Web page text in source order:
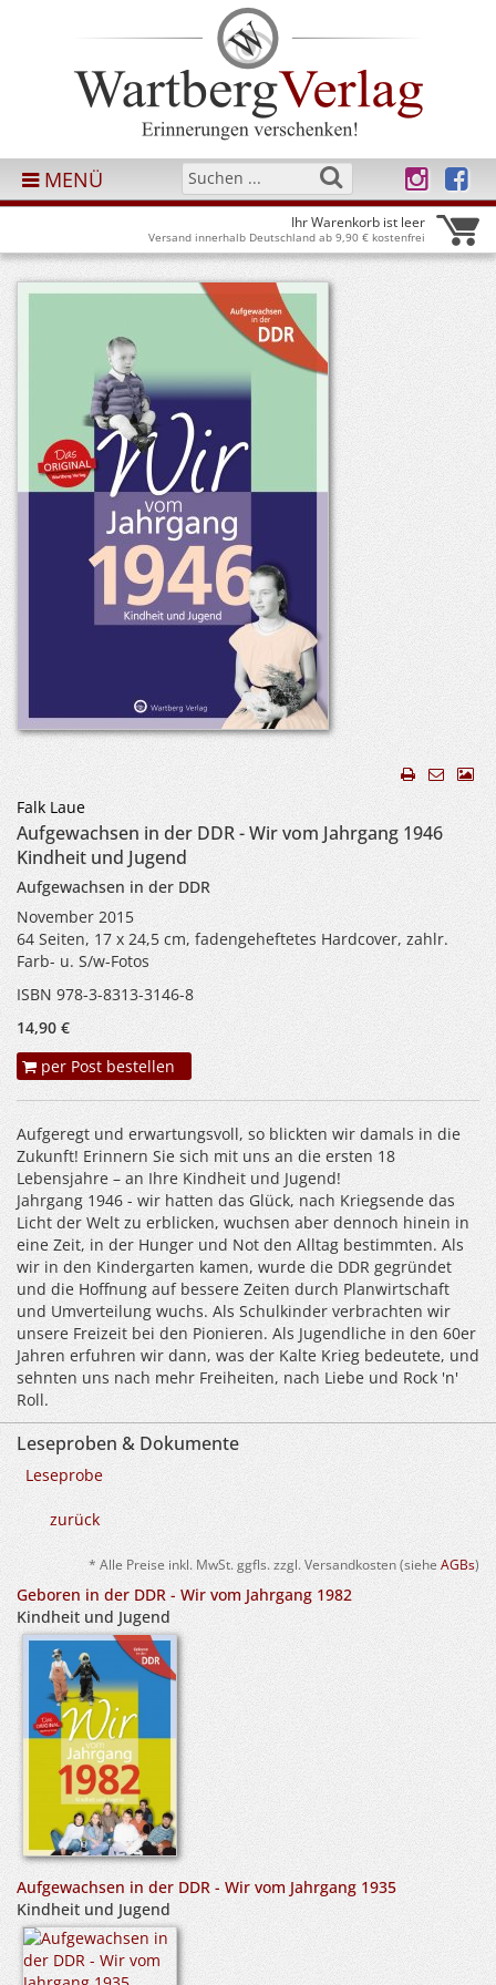
MENÜ
Ihr Warenkorb ist leer
Versand innerhalb Deutschland ab 9,90 € kostenfrei
Falk Laue
Aufgewachsen in der DDR - Wir vom Jahrgang 1946
Kindheit und Jugend
Aufgewachsen in der DDR
November 2015
64 Seiten, 17 x 24,5 cm, fadengeheftetes Hardcover, zahlr.
Farb- u. S/w-Fotos
ISBN 978-3-8313-3146-8
14,90 €
per Post bestellen
Aufgeregt und erwartungsvoll, so blickten wir damals in die
Zukunft! Erinnern Sie sich mit uns an die ersten 18
Lebensjahre – an Ihre Kindheit und Jugend!
Jahrgang 1946 - wir hatten das Glück, nach Kriegsende das
Licht der Welt zu erblicken, wuchsen aber dennoch hinein in
eine Zeit, in der Hunger und Not den Alltag bestimmten. Als
wir in den Kindergarten kamen, wurde die DDR gegründet
und die Hoffnung auf bessere Zeiten durch Planwirtschaft
und Umverteilung wuchs. Als Schulkinder verbrachten wir
unsere Freizeit bei den Pionieren. Als Jugendliche in den 60er
Jahren erfuhren wir dann, was der Kalte Krieg bedeutete, und
sehnten uns nach mehr Freiheiten, nach Liebe und Rock 'n'
Roll.
Leseproben & Dokumente
Leseprobe
zurück
* Alle Preise inkl. MwSt. ggfls. zzgl. Versandkosten (siehe AGBs)
Geboren in der DDR - Wir vom Jahrgang 1982
Kindheit und Jugend
Aufgewachsen in der DDR - Wir vom Jahrgang 1935
Kindheit und Jugend